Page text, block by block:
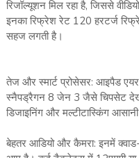
रिजॉल्यूशन मिल रहा है, जिससे
इनका रिफ्रेश रेट 120 हरटर्ज
सहज लगती है।
तेज और स्मार्ट प्रोसेसर: आइपैड
स्नैपड्रैगन 8 जेन 3 जैसे चिपसेट
डिजाइनिंग और मल्टीटास्किंग
बेहतर आडियो और कैमरा: इनमें